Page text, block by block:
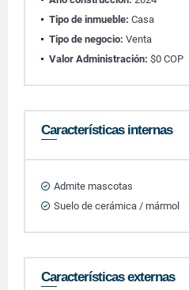
Tipo de inmueble: Casa
Tipo de negocio: Venta
Valor Administración: $0 COP
Características internas
Admite mascotas
Suelo de cerámica / mármol
Características externas